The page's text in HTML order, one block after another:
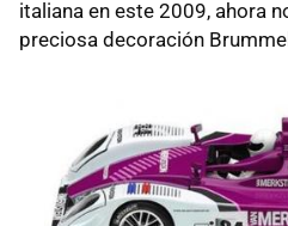
italiana en este 2009, ahora
preciosa decoración